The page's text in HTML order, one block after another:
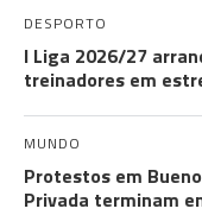
DESPORTO
I Liga 2026/27
treinadores em
MUNDO
Protestos em
Privada terminam